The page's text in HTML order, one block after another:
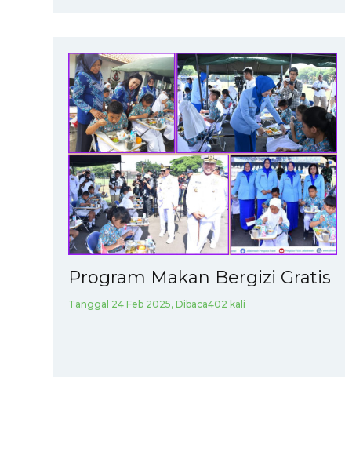
Program Makan Bergizi Gratis
Tanggal 24 Feb 2025, Dibaca402 kali